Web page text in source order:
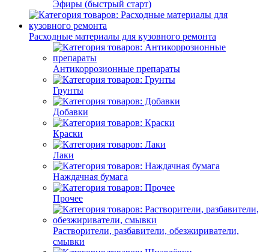
Эфиры (быстрый старт)
Расходные материалы для кузовного ремонта
Антикоррозионные препараты
Грунты
Добавки
Краски
Лаки
Наждачная бумага
Прочее
Растворители, разбавители, обезжириватели,
смывки